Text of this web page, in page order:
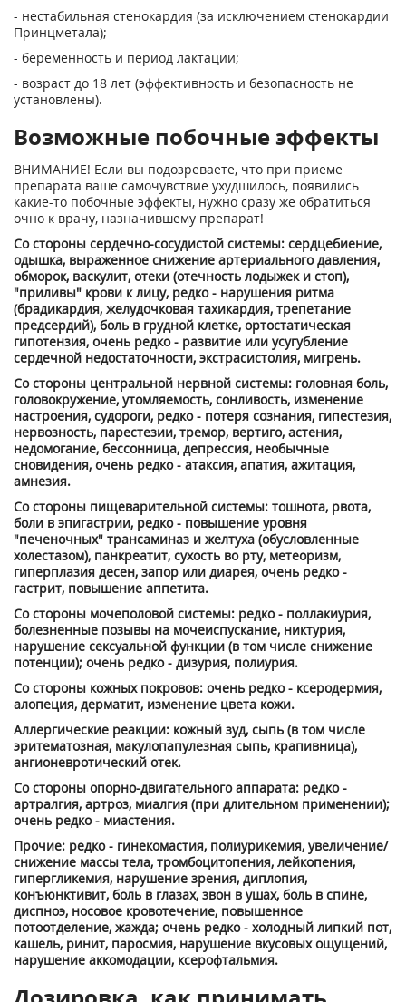
- нестабильная стенокардия (за исключением стенокардии
Принцметала);
- беременность и период лактации;
- возраст до 18 лет (эффективность и безопасность не
установлены).
Возможные побочные эффекты
ВНИМАНИЕ! Если вы подозреваете, что при приеме
препарата ваше самочувствие ухудшилось, появились
какие-то побочные эффекты, нужно сразу же обратиться
очно к врачу, назначившему препарат!
Со стороны сердечно-сосудистой системы: сердцебиение,
одышка, выраженное снижение артериального давления,
обморок, васкулит, отеки (отечность лодыжек и стоп),
"приливы" крови к лицу, редко - нарушения ритма
(брадикардия, желудочковая тахикардия, трепетание
предсердий), боль в грудной клетке, ортостатическая
гипотензия, очень редко - развитие или усугубление
сердечной недостаточности, экстрасистолия, мигрень.
Со стороны центральной нервной системы: головная боль,
головокружение, утомляемость, сонливость, изменение
настроения, судороги, редко - потеря сознания, гипестезия,
нервозность, парестезии, тремор, вертиго, астения,
недомогание, бессонница, депрессия, необычные
сновидения, очень редко - атаксия, апатия, ажитация,
амнезия.
Со стороны пищеварительной системы: тошнота, рвота,
боли в эпигастрии, редко - повышение уровня
"печеночных" трансаминаз и желтуха (обусловленные
холестазом), панкреатит, сухость во рту, метеоризм,
гиперплазия десен, запор или диарея, очень редко -
гастрит, повышение аппетита.
Со стороны мочеполовой системы: редко - поллакиурия,
болезненные позывы на мочеиспускание, никтурия,
нарушение сексуальной функции (в том числе снижение
потенции); очень редко - дизурия, полиурия.
Со стороны кожных покровов: очень редко - ксеродермия,
алопеция, дерматит, изменение цвета кожи.
Аллергические реакции: кожный зуд, сыпь (в том числе
эритематозная, макулопапулезная сыпь, крапивница),
ангионевротический отек.
Со стороны опорно-двигательного аппарата: редко -
артралгия, артроз, миалгия (при длительном применении);
очень редко - миастения.
Прочие: редко - гинекомастия, полиурикемия, увеличение/
снижение массы тела, тромбоцитопения, лейкопения,
гипергликемия, нарушение зрения, диплопия,
конъюнктивит, боль в глазах, звон в ушах, боль в спине,
диспноэ, носовое кровотечение, повышенное
потоотделение, жажда; очень редко - холодный липкий пот,
кашель, ринит, паросмия, нарушение вкусовых ощущений,
нарушение аккомодации, ксерофтальмия.